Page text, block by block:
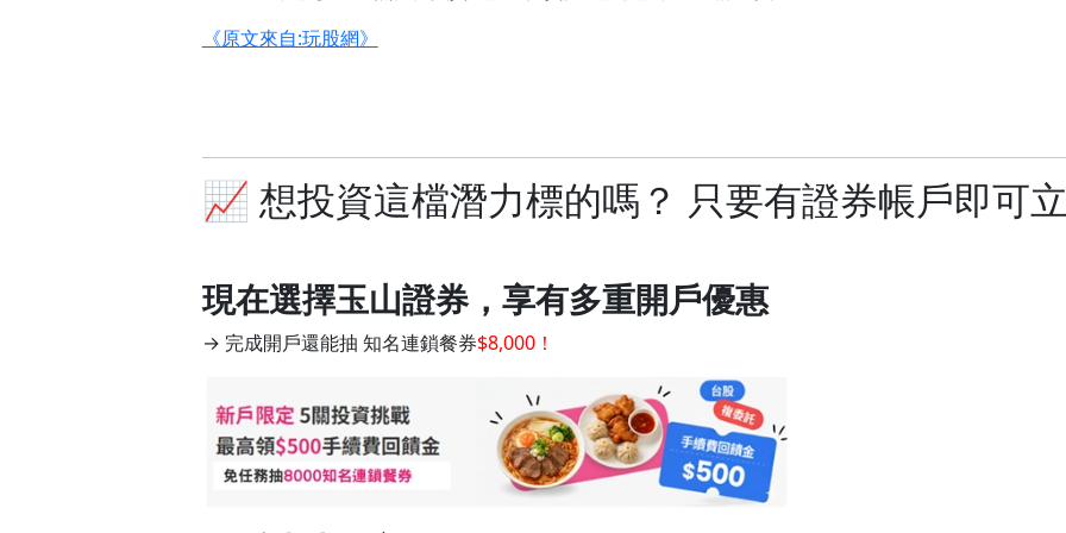
《原文來自:玩股網》
📈 想投資這檔潛力標的嗎？ 只要有證券帳戶即可
現在選擇玉山證券，享有多重開戶優惠
→ 完成開戶還能抽 知名連鎖餐券$8,000！